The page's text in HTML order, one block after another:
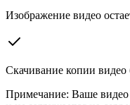
Изображение видео
Скачивание копии видео
Примечание: Ваше видео